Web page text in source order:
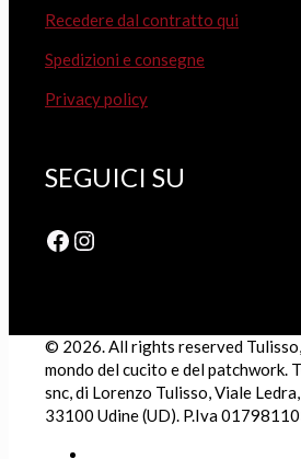
Recedere dal contratto qui
Spedizioni e consegne
Privacy policy
SEGUICI SU
Facebook
Instagram
© 2026. All rights reserved
mondo del cucito e del patchwork.
snc, di Lorenzo Tulisso, Viale
33100 Udine (UD). P.Iva